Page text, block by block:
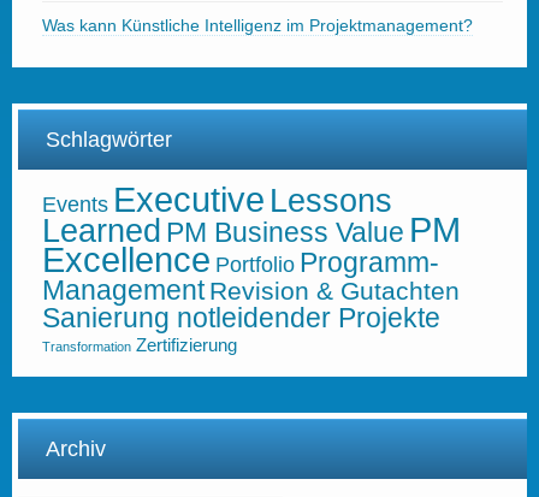
Was kann Künstliche Intelligenz im Projektmanagement?
Schlagwörter
Events Executive Lessons
Learned PM Business Value PM
Excellence Portfolio Programm-
Management Revision & Gutachten
Sanierung notleidender Projekte
Transformation Zertifizierung
Archiv